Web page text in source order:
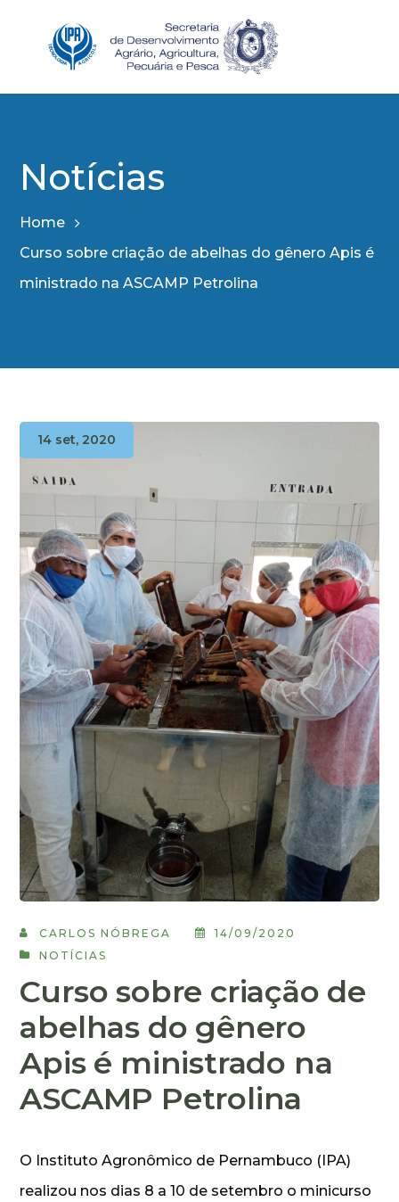
Notícias
Home
Curso sobre criação de abelhas do gênero Apis é
ministrado na ASCAMP Petrolina
14 set, 2020
CARLOS NÓBREGA
14/09/2020
NOTÍCIAS
Curso sobre criação de
abelhas do gênero
Apis é ministrado na
ASCAMP Petrolina
O Instituto Agronômico de Pernambuco (IPA)
realizou nos dias 8 a 10 de setembro o minicurso